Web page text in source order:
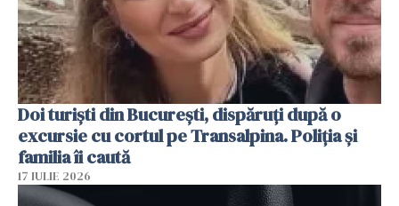
Doi turiști din București, dispăruți după o
excursie cu cortul pe Transalpina. Poliția și
familia îi caută
17 IULIE 2026